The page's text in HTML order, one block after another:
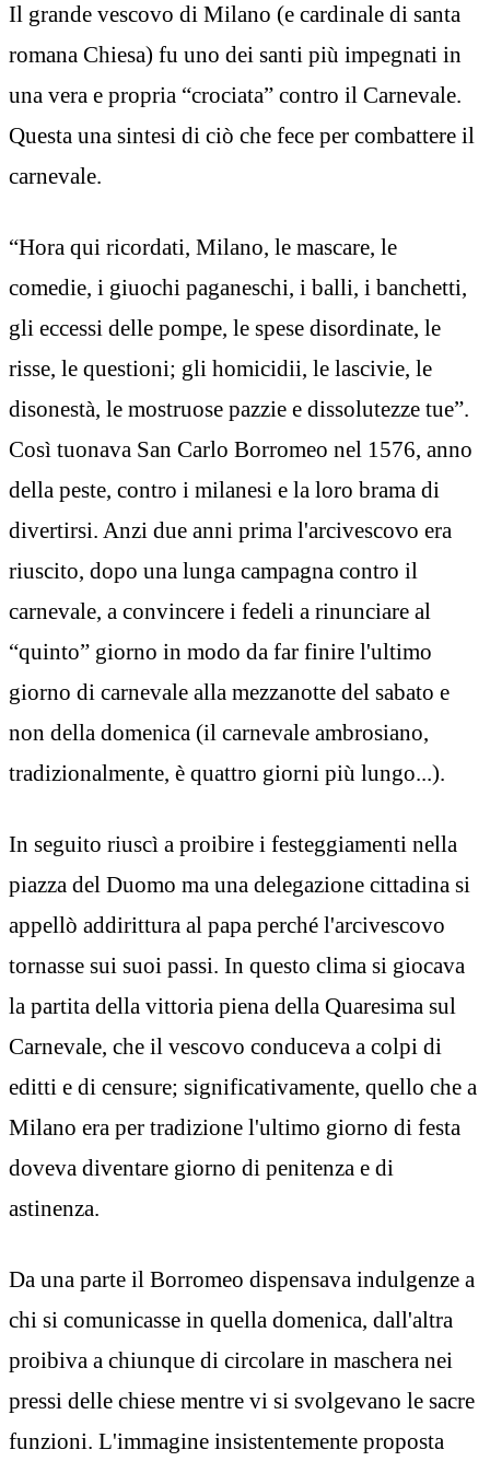
Il grande vescovo di Milano (e cardinale di santa
romana Chiesa) fu uno dei santi più impegnati in
una vera e propria “crociata” contro il Carnevale.
Questa una sintesi di ciò che fece per combattere il
carnevale.
“Hora qui ricordati, Milano, le mascare, le
comedie, i giuochi paganeschi, i balli, i banchetti,
gli eccessi delle pompe, le spese disordinate, le
risse, le questioni; gli homicidii, le lascivie, le
disonestà, le mostruose pazzie e dissolutezze tue”.
Così tuonava San Carlo Borromeo nel 1576, anno
della peste, contro i milanesi e la loro brama di
divertirsi. Anzi due anni prima l'arcivescovo era
riuscito, dopo una lunga campagna contro il
carnevale, a convincere i fedeli a rinunciare al
“quinto” giorno in modo da far finire l'ultimo
giorno di carnevale alla mezzanotte del sabato e
non della domenica (il carnevale ambrosiano,
tradizionalmente, è quattro giorni più lungo...).
In seguito riuscì a proibire i festeggiamenti nella
piazza del Duomo ma una delegazione cittadina si
appellò addirittura al papa perché l'arcivescovo
tornasse sui suoi passi. In questo clima si giocava
la partita della vittoria piena della Quaresima sul
Carnevale, che il vescovo conduceva a colpi di
editti e di censure; significativamente, quello che a
Milano era per tradizione l'ultimo giorno di festa
doveva diventare giorno di penitenza e di
astinenza.
Da una parte il Borromeo dispensava indulgenze a
chi si comunicasse in quella domenica, dall'altra
proibiva a chiunque di circolare in maschera nei
pressi delle chiese mentre vi si svolgevano le sacre
funzioni. L'immagine insistentemente proposta